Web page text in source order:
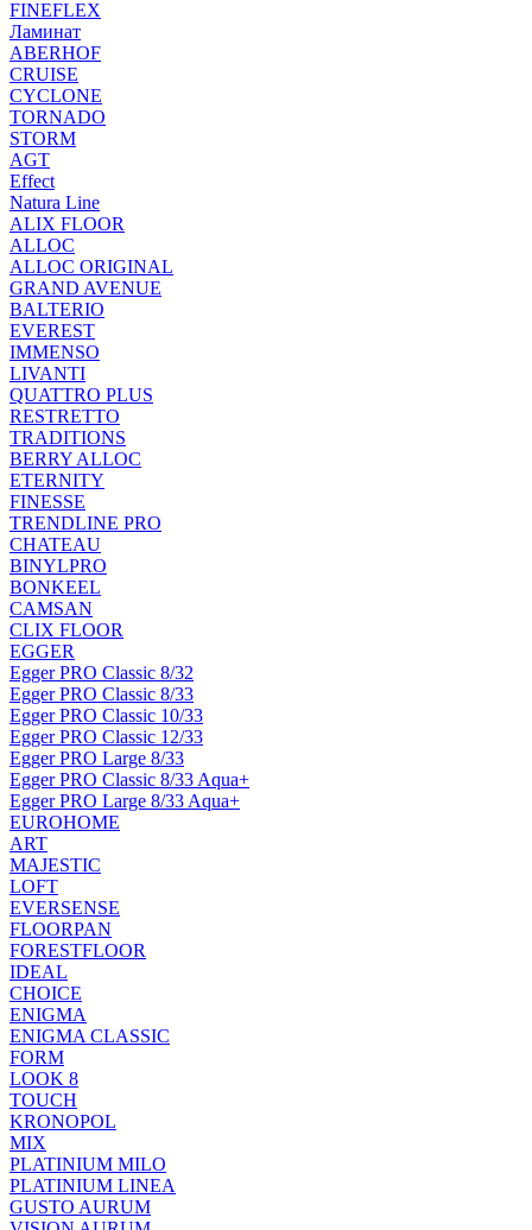
FINEFLEX
Ламинат
ABERHOF
CRUISE
CYCLONE
TORNADO
STORM
AGT
Effect
Natura Line
ALIX FLOOR
ALLOC
ALLOC ORIGINAL
GRAND AVENUE
BALTERIO
EVEREST
IMMENSO
LIVANTI
QUATTRO PLUS
RESTRETTO
TRADITIONS
BERRY ALLOC
ETERNITY
FINESSE
TRENDLINE PRO
CHATEAU
BINYLPRO
BONKEEL
CAMSAN
CLIX FLOOR
EGGER
Egger PRO Classic 8/32
Egger PRO Classic 8/33
Egger PRO Classic 10/33
Egger PRO Classic 12/33
Egger PRO Large 8/33
Egger PRO Classic 8/33 Aqua+
Egger PRO Large 8/33 Aqua+
EUROHOME
ART
MAJESTIC
LOFT
EVERSENSE
FLOORPAN
FORESTFLOOR
IDEAL
CHOICE
ENIGMA
ENIGMA CLASSIC
FORM
LOOK 8
TOUCH
KRONOPOL
MIX
PLATINIUM MILO
PLATINIUM LINEA
GUSTO AURUM